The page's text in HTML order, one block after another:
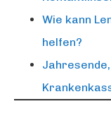
Wie kann
helfen?